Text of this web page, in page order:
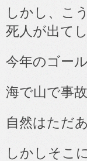
しかし、こ
死人が出て
今年のゴー
海で山で事
自然はただ
しかしそこ